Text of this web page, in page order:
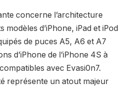
concerne l’architecture
modèles d’iPhone, iPad et iPod
de puces A5, A6 et A7
d’iPhone de l’iPhone 4S à
avec Evasi0n7.
représente un atout majeur